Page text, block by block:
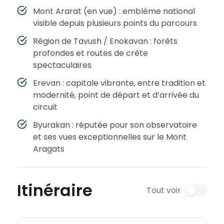
Mont Ararat (en vue) : emblème national
visible depuis plusieurs points du parcours
Région de Tavush / Enokavan : forêts
profondes et routes de crête
spectaculaires
Erevan : capitale vibrante, entre tradition et
modernité, point de départ et d’arrivée du
circuit
Byurakan : réputée pour son observatoire
et ses vues exceptionnelles sur le Mont
Aragats
Itinéraire Tout voir